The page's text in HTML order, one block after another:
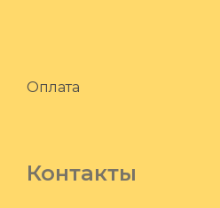
Оплата
Контакты